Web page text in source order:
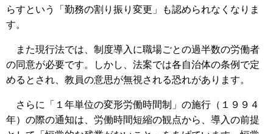
らすという「勤務の割り振り変更」も認められなくなりま
す。
また現行法では、制度導入に職場ごとの過半数の労働者
の同意が必要です。しかし、法案では各自治体の条例で定
めるとされ、教員の意思が無視される恐れがあります。
さらに「１年単位の変形労働時間制」の施行（１９９４
年）の際の通知は、労働時間短縮の観点から、導入の前提